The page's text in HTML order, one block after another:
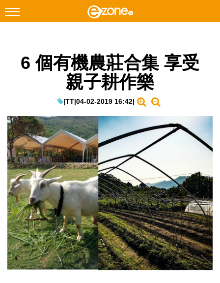
Facebook Instagram
遊戲動漫
教學評測
EduTech
IT Times
生成式AI與雲端應用
Enterprise Digital Transformation
特集
6 個有機農莊合集 享受
親子耕作樂
|TT|04-02-2019 16:42|